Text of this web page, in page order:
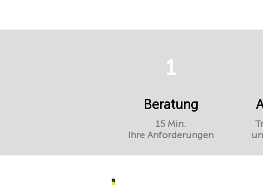
1
Beratung
15 Min.
Ihre Anforderungen